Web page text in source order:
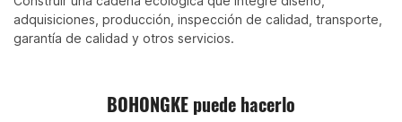
adquisiciones, producción, inspección de calidad, transporte,
garantía de calidad y otros servicios.
BOHONGKE puede hacerlo